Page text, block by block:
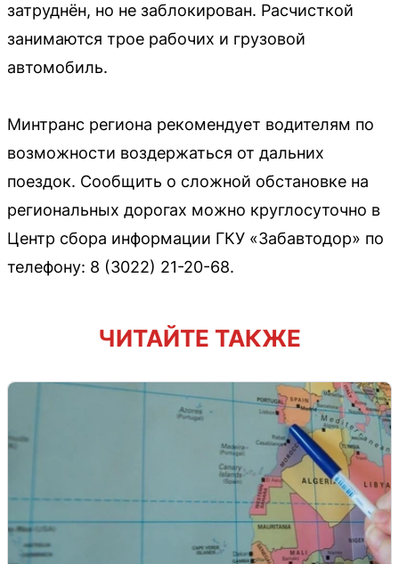
затруднён, но не заблокирован. Расчисткой
занимаются трое рабочих и грузовой
автомобиль.
Минтранс региона рекомендует водителям по
возможности воздержаться от дальних
поездок. Сообщить о сложной обстановке на
региональных дорогах можно круглосуточно в
Центр сбора информации ГКУ «Забавтодор» по
телефону: 8 (3022) 21-20-68.
ЧИТАЙТЕ ТАКЖЕ